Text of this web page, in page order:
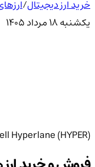
خرید ارز دیجیتال/
یکشنبه ۱۸ مرداد ۱۴۰۵
Hyperlane (HYPER)